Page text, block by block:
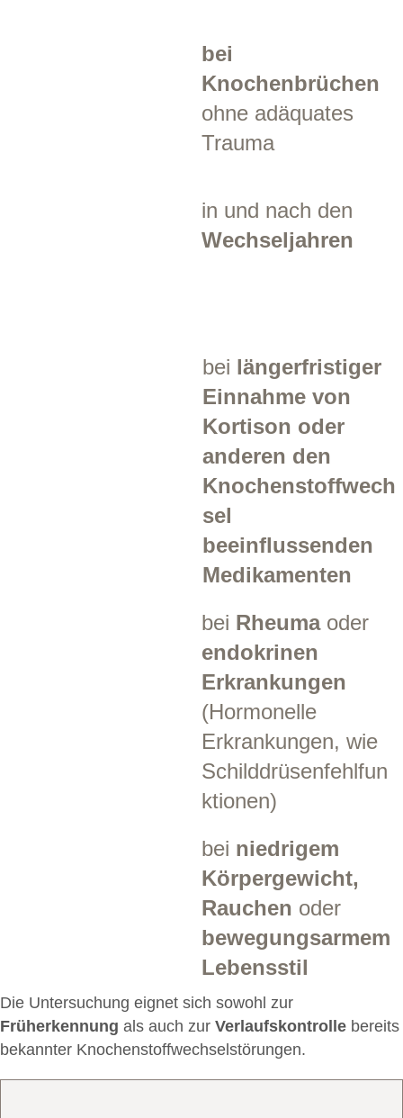
bei
Knochenbrüchen
ohne adäquates
Trauma
in und nach den
Wechseljahren
bei längerfristiger
Einnahme von
Kortison oder
anderen den
Knochenstoffwech
sel
beeinflussenden
Medikamenten
bei Rheumaoder
endokrinen
Erkrankungen
(Hormonelle
Erkrankungen, wie
Schilddrüsenfehlfun
ktionen)
bei niedrigem
Körpergewicht,
Rauchen oder
bewegungsarmem
Lebensstil
Die Untersuchung eignet sich sowohl zur
Früherkennung als auch zur Verlaufskontrolle bereits
bekannter Knochenstoffwechselstörungen.